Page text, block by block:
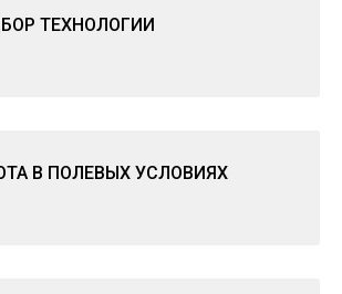
ТЕХНОЛОГИИ
В ПОЛЕВЫХ УСЛОВИЯХ